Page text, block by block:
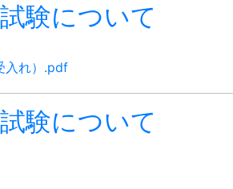
験について
入れ）.pdf
験について